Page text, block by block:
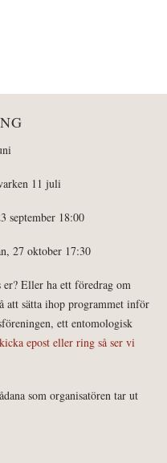
11 juli
september 18:00
27 oktober 17:30
Eller ha ett föredrag om
att sätta ihop programmet inför
ett entomologisk
epost eller ring så ser vi
som organisatören tar ut